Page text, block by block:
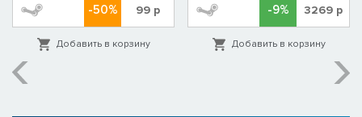
-50% 99р
Добавить в корзину
-9% 3269р
Добавить в корзину